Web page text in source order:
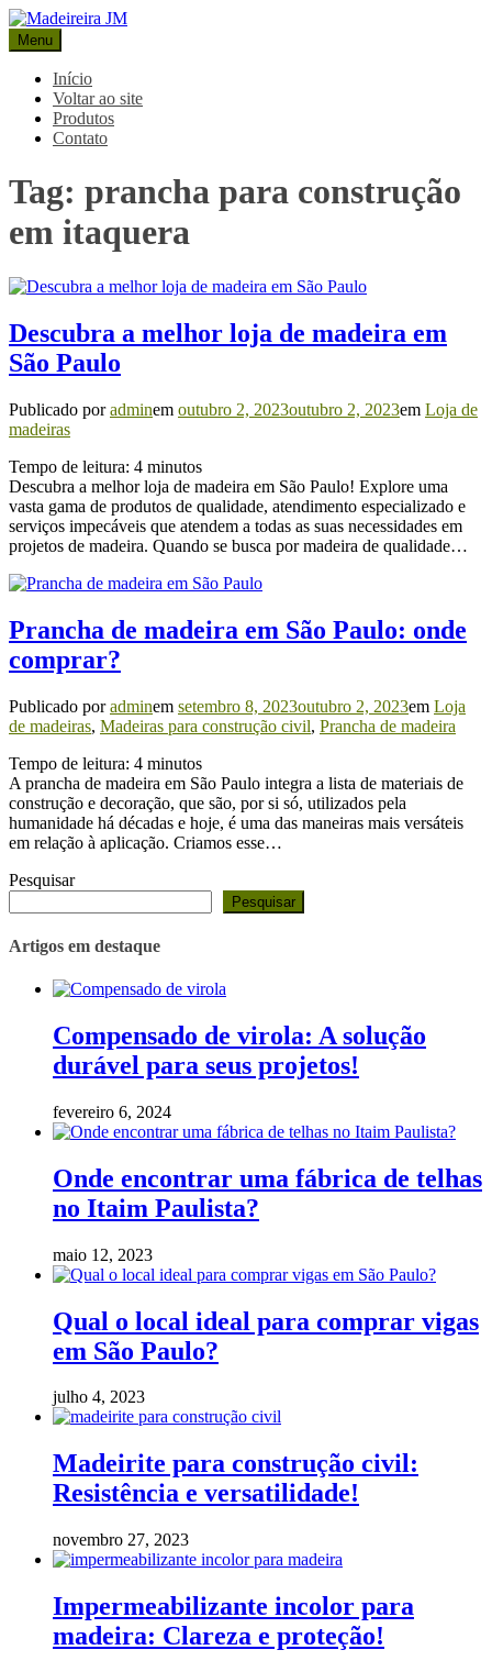
Pular
para
o
conteúdo
Madeireira JM
Blog Madeireira JM
Menu
Início
Voltar ao site
Produtos
Contato
Tag: prancha para construção
em itaquera
Descubra a melhor loja de madeira em
São Paulo
Publicado poradminem outubro 2, 2023outubro 2, 2023em Loja de
madeiras
Tempo de leitura: 4 minutos
Descubra a melhor loja de madeira em São Paulo! Explore uma
vasta gama de produtos de qualidade, atendimento especializado e
serviços impecáveis que atendem a todas as suas necessidades em
projetos de madeira. Quando se busca por madeira de qualidade…
Prancha de madeira em São Paulo: onde
comprar?
Publicado poradminem setembro 8, 2023outubro 2, 2023em Loja
de madeiras, Madeiras para construção civil, Prancha de madeira
Tempo de leitura: 4 minutos
A prancha de madeira em São Paulo integra a lista de materiais de
construção e decoração, que são, por si só, utilizados pela
humanidade há décadas e hoje, é uma das maneiras mais versáteis
em relação à aplicação. Criamos esse…
Pesquisar
Pesquisar
Artigos em destaque
Compensado de virola: A solução
durável para seus projetos!
fevereiro 6, 2024
Onde encontrar uma fábrica de telhas
no Itaim Paulista?
maio 12, 2023
Qual o local ideal para comprar vigas
em São Paulo?
julho 4, 2023
Madeirite para construção civil:
Resistência e versatilidade!
novembro 27, 2023
Impermeabilizante incolor para
madeira: Clareza e proteção!